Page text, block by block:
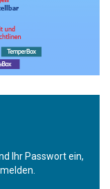
Ihr Passwort ein,